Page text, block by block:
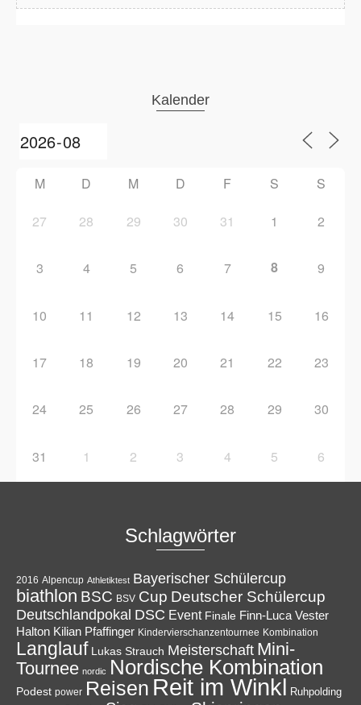
Kalender
M D M D F S S
27 28 29 30 31 1 2
3 4 5 6 7 8 9
10 11 12 13 14 15 16
17 18 19 20 21 22 23
24 25 26 27 28 29 30
31 1 2 3 4 5 6
Schlagwörter
2016 Alpencup Athletiktest Bayerischer Schülercup
biathlon BSC BSV Cup Deutscher Schülercup
Deutschlandpokal DSC Event Finale Finn-Luca Vester
Halton Kilian Pfaffinger Kindervierschanzentournee Kombination
Langlauf Lukas Strauch Meisterschaft Mini-
Tournee nordic Nordische Kombination
Podest power Reisen Reit im Winkl Ruhpolding